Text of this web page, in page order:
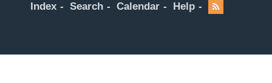
Index Search Calendar Help